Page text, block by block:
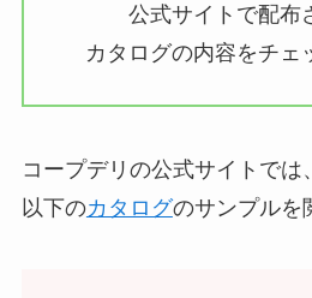
公式サイトで配布
カタログの内容をチェ
コープデリの公式サイトでは
以下のカタログのサンプルを